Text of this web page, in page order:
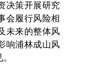
决策开展研究
会履行风险相
未来的整体风
响浦林成山风